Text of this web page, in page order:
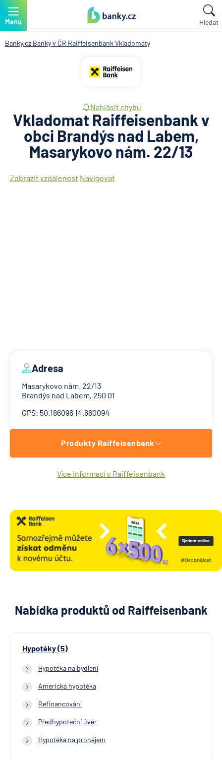
Menu Hledat
Banky.cz Banky v ČR Raiffeisenbank Vkladomaty
Nahlásit chybu
Vkladomat Raiffeisenbank v
obci Brandýs nad Labem,
Masarykovo nám. 22/13
Zobrazit vzdálenost Navigovat
Adresa
Masarykovo nám. 22/13
Brandýs nad Labem, 250 01
GPS: 50.186096 14.660094
Produkty Raiffeisenbank
Více informací o Raiffeisenbank
Nabídka produktů od Raiffeisenbank
Hypotéky (5)
Hypotéka na bydlení
Americká hypotéka
Refinancování
Předhypoteční úvěr
Hypotéka na pronájem